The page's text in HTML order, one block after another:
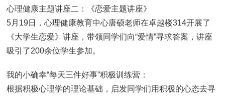
心理健康主题讲座二：《恋爱主题讲座》
5月19日，心理健康教育中心唐硕老师在卓越楼314开展了
《大学生恋爱》讲座，带领同学们向“爱情”寻求答案，讲座
吸引了200余位学生参加。
我的小确幸“每天三件好事”积极训练营：
根据积极心理学的理论基础，启发同学们用积极的心态去寻